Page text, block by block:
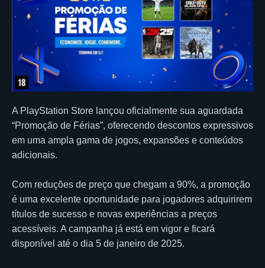
A PlayStation Store lançou oficialmente sua aguardada
“Promoção de Férias”, oferecendo descontos expressivos
em uma ampla gama de jogos, expansões e conteúdos
adicionais.
Com reduções de preço que chegam a 90%, a promoção
é uma excelente oportunidade para jogadores adquirirem
títulos de sucesso e novas experiências a preços
acessíveis. A campanha já está em vigor e ficará
disponível até o dia 5 de janeiro de 2025.